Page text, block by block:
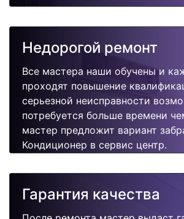
Недорогой ремонт
Все мастера наши обучены и
проходят повышение
серьезной неисправности
потребуется больше времени
мастер предложит вариант
Кондиционер в сервис центр.
Гарантия качества